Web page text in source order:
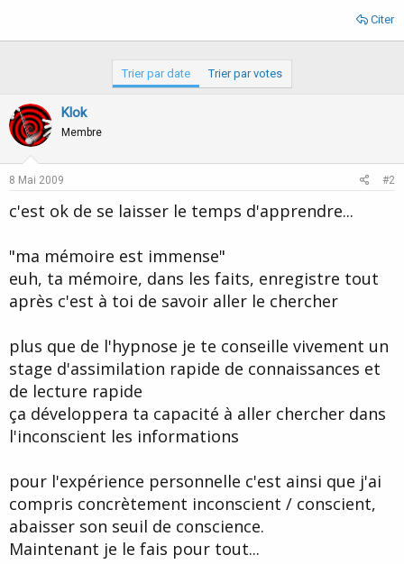
Citer
Trier par date Trier par votes
Klok
Membre
8 Mai 2009 #2
c'est ok de se laisser le temps d'apprendre...
"ma mémoire est immense"
euh, ta mémoire, dans les faits, enregistre tout
après c'est à toi de savoir aller le chercher
plus que de l'hypnose je te conseille vivement un
stage d'assimilation rapide de connaissances et
de lecture rapide
ça développera ta capacité à aller chercher dans
l'inconscient les informations
pour l'expérience personnelle c'est ainsi que j'ai
compris concrètement inconscient / conscient,
abaisser son seuil de conscience.
Maintenant je le fais pour tout...